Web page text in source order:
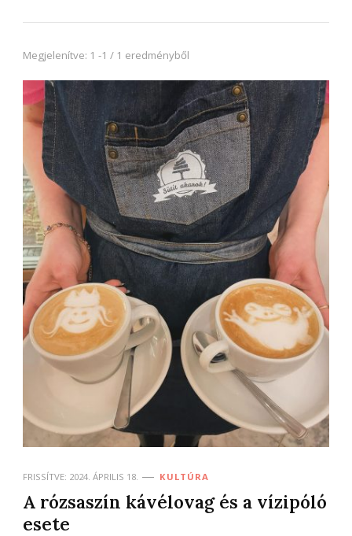
Megjelenítve: 1 -1 / 1 eredményből
FRISSÍTVE: 2024. ÁPRILIS 18. KULTÚRA
A rózsaszín kávélovag és a vízipóló
esete